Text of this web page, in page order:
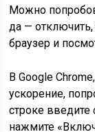
Можно
да — отключить,
браузер и
В Google
ускорение,
строке введите
нажмите